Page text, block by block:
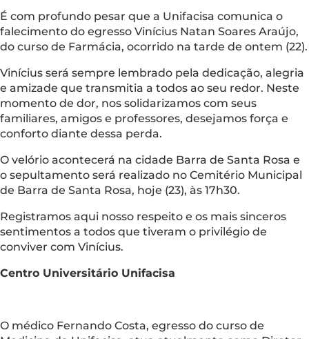
É com profundo pesar que a Unifacisa comunica o
falecimento do egresso Vinícius Natan Soares Araújo,
do curso de Farmácia, ocorrido na tarde de ontem (22).
Vinícius será sempre lembrado pela dedicação, alegria
e amizade que transmitia a todos ao seu redor. Neste
momento de dor, nos solidarizamos com seus
familiares, amigos e professores, desejamos força e
conforto diante dessa perda.
O velório acontecerá na cidade Barra de Santa Rosa e
o sepultamento será realizado no Cemitério Municipal
de Barra de Santa Rosa, hoje (23), às 17h30.
Registramos aqui nosso respeito e os mais sinceros
sentimentos a todos que tiveram o privilégio de
conviver com Vinícius.
Centro Universitário Unifacisa
O médico Fernando Costa, egresso do curso de